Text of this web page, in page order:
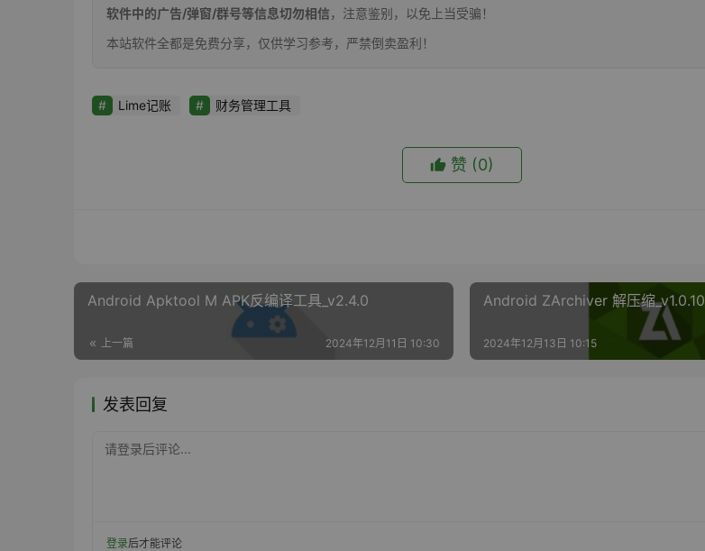
软件中的广告/弹窗/群号等信息切勿相信，注意鉴别，以免上当受骗！
本站软件全都是免费分享，仅供学习参考，严禁倒卖盈利！
Lime记账 财务管理工具
赞 (0)
Android Apktool M APK反编译工具_v2.4.0
上一篇 2024年12月11日 10:30
Android ZArchiver 解压缩_v1.0.10
2024年12月13日 10:15
发表回复
请登录后评论...
登录后才能评论